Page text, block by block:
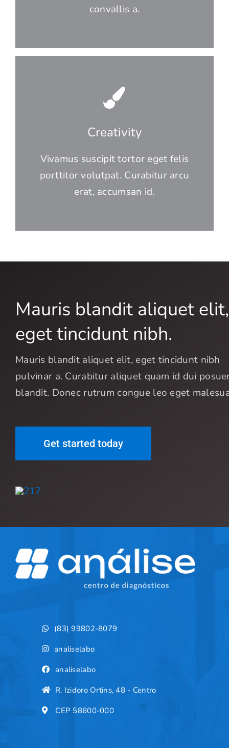
convallis a.
Creativity
Vivamus suscipit tortor eget felis
porttitor volutpat. Curabitur arcu
erat, accumsan id.
Mauris blandit aliquet elit,
eget tincidunt nibh.
Mauris blandit aliquet elit, eget tincidunt nibh
pulvinar a. Curabitur aliquet quam id dui
blandit. Donec rutrum congue leo eget
Get started today
(83) 99802-8079
analiselabo
analiselabo
R. Izidoro Ortins, 48 - Centro
CEP 58600-000